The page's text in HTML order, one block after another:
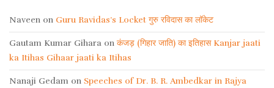
Naveen on Guru Ravidas’s Locket गुरु रविदास का लॉकेट
Gautam Kumar Gihara on कंजड़ (गिहार जाति) का इतिहास Kanjar jaati
ka Itihas Gihaar jaati ka Itihas
Nanaji Gedam on Speeches of Dr. B. R. Ambedkar in Rajya